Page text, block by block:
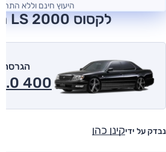
היעוץ חינם וללא
לקסוס LS 2000 חוות דעת
נבדק על ידיקינן כהן
הגרסה
400 4.0 אוטומט 2000